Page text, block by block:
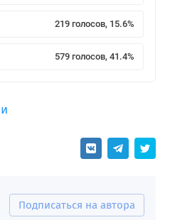
219 голосов, 15.6%
579 голосов, 41.4%
Подписаться на автора